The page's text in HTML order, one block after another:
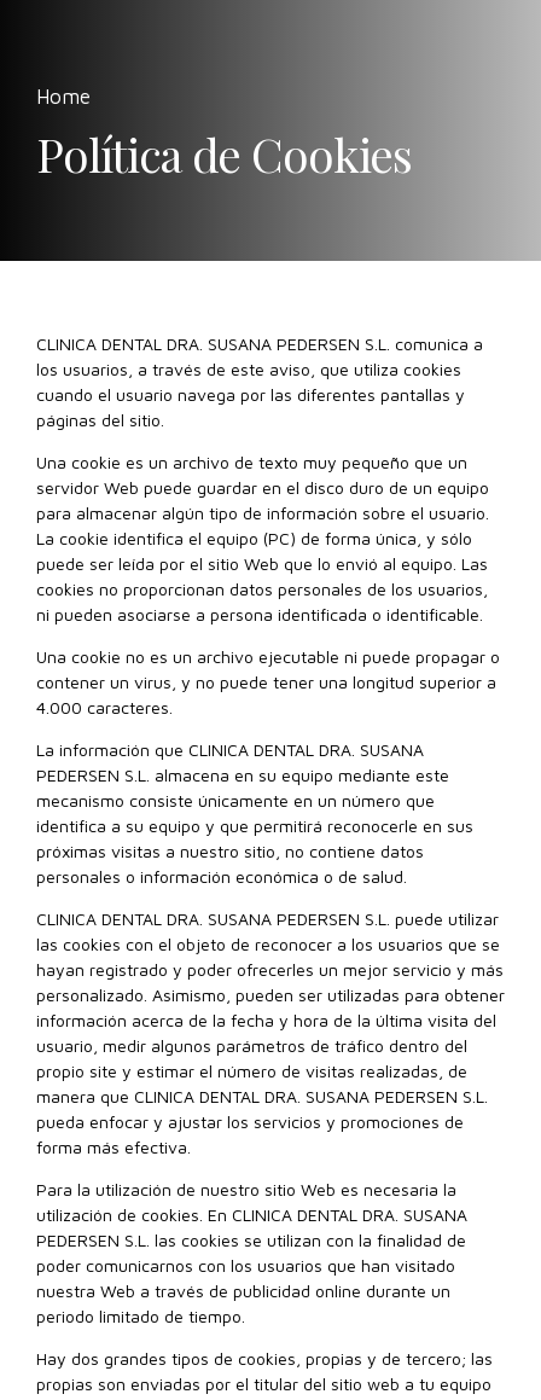
Home
Política de Cookies
CLINICA DENTAL DRA. SUSANA PEDERSEN S.L. comunica a
los usuarios, a través de este aviso, que utiliza cookies
cuando el usuario navega por las diferentes pantallas y
páginas del sitio.
Una cookie es un archivo de texto muy pequeño que un
servidor Web puede guardar en el disco duro de un equipo
para almacenar algún tipo de información sobre el usuario.
La cookie identifica el equipo (PC) de forma única, y sólo
puede ser leída por el sitio Web que lo envió al equipo. Las
cookies no proporcionan datos personales de los usuarios,
ni pueden asociarse a persona identificada o identificable.
Una cookie no es un archivo ejecutable ni puede propagar o
contener un virus, y no puede tener una longitud superior a
4.000 caracteres.
La información que CLINICA DENTAL DRA. SUSANA
PEDERSEN S.L. almacena en su equipo mediante este
mecanismo consiste únicamente en un número que
identifica a su equipo y que permitirá reconocerle en sus
próximas visitas a nuestro sitio, no contiene datos
personales o información económica o de salud.
CLINICA DENTAL DRA. SUSANA PEDERSEN S.L. puede utilizar
las cookies con el objeto de reconocer a los usuarios que se
hayan registrado y poder ofrecerles un mejor servicio y más
personalizado. Asimismo, pueden ser utilizadas para obtener
información acerca de la fecha y hora de la última visita del
usuario, medir algunos parámetros de tráfico dentro del
propio site y estimar el número de visitas realizadas, de
manera que CLINICA DENTAL DRA. SUSANA PEDERSEN S.L.
pueda enfocar y ajustar los servicios y promociones de
forma más efectiva.
Para la utilización de nuestro sitio Web es necesaria la
utilización de cookies. En CLINICA DENTAL DRA. SUSANA
PEDERSEN S.L. las cookies se utilizan con la finalidad de
poder comunicarnos con los usuarios que han visitado
nuestra Web a través de publicidad online durante un
periodo limitado de tiempo.
Hay dos grandes tipos de cookies, propias y de tercero; las
propias son enviadas por el titular del sitio web a tu equipo